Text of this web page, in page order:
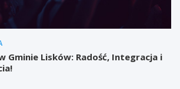
Gminie Lisków: Radość, Integracja i